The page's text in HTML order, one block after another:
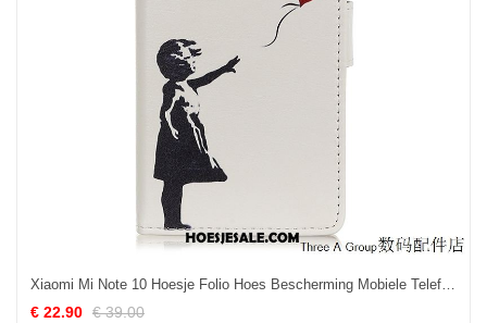
Xiaomi Mi Note 10 Hoesje Folio Hoes Bescherming Mobiele Telefoon Spotprent Aanbiedingen
€ 22.90 € 39.00